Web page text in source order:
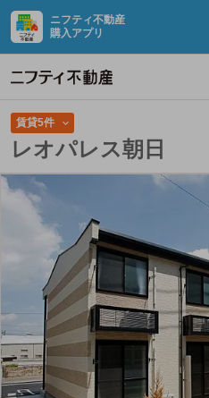
ニフティ不動産
購入アプリ
賃貸5件
レオパレス朝日